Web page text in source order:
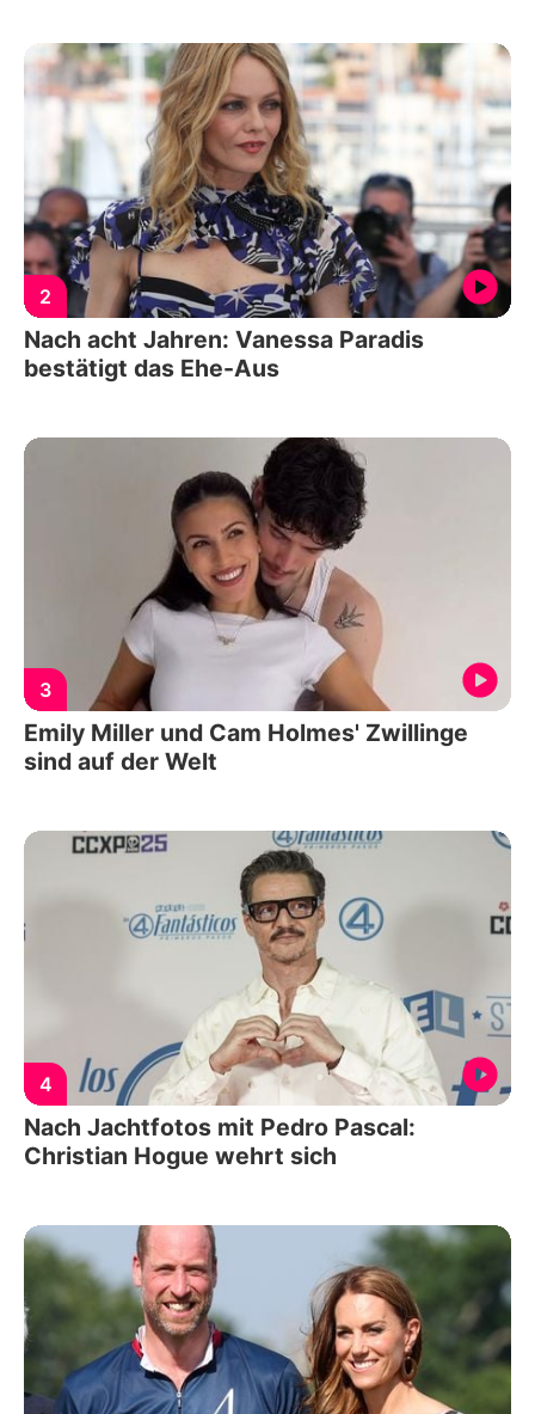
2
Nach acht Jahren: Vanessa Paradis
bestätigt das Ehe-Aus
3
Emily Miller und Cam Holmes' Zwillinge
sind auf der Welt
4
Nach Jachtfotos mit Pedro Pascal:
Christian Hogue wehrt sich